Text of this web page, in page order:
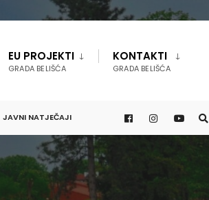
EU PROJEKTI
GRADA BELIŠĆA
KONTAKTI
GRADA BELIŠĆA
JAVNI NATJEČAJI